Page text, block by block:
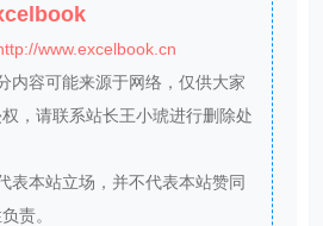
www.excelbook.cn
内容可能来源于网络，仅供大家
，请联系站长王小琥进行删除处
表本站立场，并不代表本站赞同
责。